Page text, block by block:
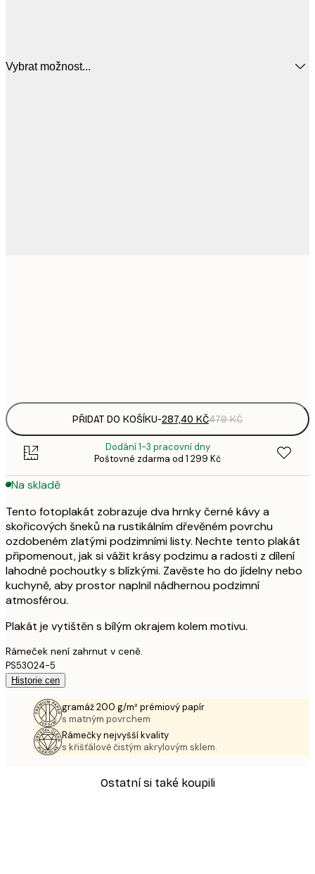
Vybrat možnost...
PŘIDAT DO KOŠÍKU-287,40 KČ479 KČ
Dodání 1-3 pracovní dny
Poštovné zdarma od 1 299 Kč
Na skladě
Tento fotoplakát zobrazuje dva hrnky černé kávy a
skořicových šneků na rustikálním dřevěném povrchu
ozdobeném zlatými podzimními listy. Nechte tento plakát
připomenout, jak si vážit krásy podzimu a radosti z dílení
lahodné pochoutky s blízkými. Zavěste ho do jídelny nebo
kuchyně, aby prostor naplnil nádhernou podzimní
atmosférou.
Plakát je vytištěn s bílým okrajem kolem motivu.
Rámeček není zahrnut v ceně.
PS53024-5
Historie cen
gramáž 200 g/m² prémiový papír
s matným povrchem
Rámečky nejvyšší kvality
s křišťálově čistým akrylovým sklem.
Ostatní si také koupili